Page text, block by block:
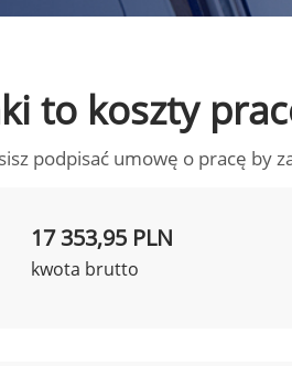
to koszty
podpisać umowę o pracę by
17 353,95 PLN
kwota brutto